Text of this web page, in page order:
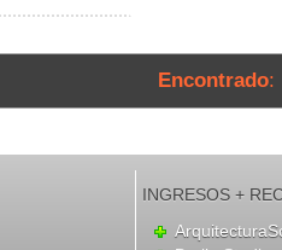
Encontrado:
INGRESOS +